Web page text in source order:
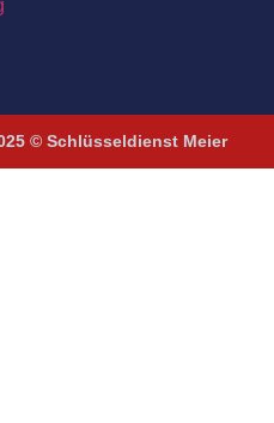
© Schlüsseldienst Meier